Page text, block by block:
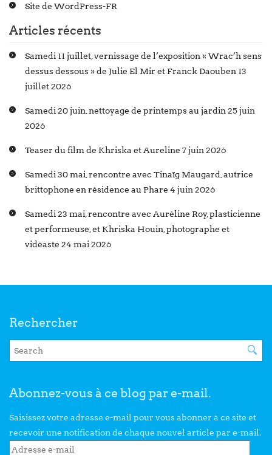
Site de WordPress-FR
Articles récents
Samedi 11 juillet, vernissage de l’exposition « Wrac’h sens
dessus dessous » de Julie El Mir et Franck Daouben 13
juillet 2026
Samedi 20 juin, nettoyage de printemps au jardin 25 juin
2026
Teaser du film de Khriska et Aureline 7 juin 2026
Samedi 30 mai, rencontre avec Tinaïg Maugard, autrice
brittophone en résidence au Phare 4 juin 2026
Samedi 23 mai, rencontre avec Auréline Roy, plasticienne
et performeuse, et Khriska Houin, photographe et
vidéaste 24 mai 2026
Rechercher
Abonnez-vous à ce blog par e-mail.
Saisissez votre adresse e-mail pour vous abonner à ce site et
recevoir une notification de chaque nouvel article par e-mail.